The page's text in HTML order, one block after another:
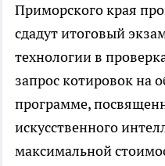
Приморского края
сдадут итоговый
технологии в
запрос котировок на
программе,
искусственного
максимальной